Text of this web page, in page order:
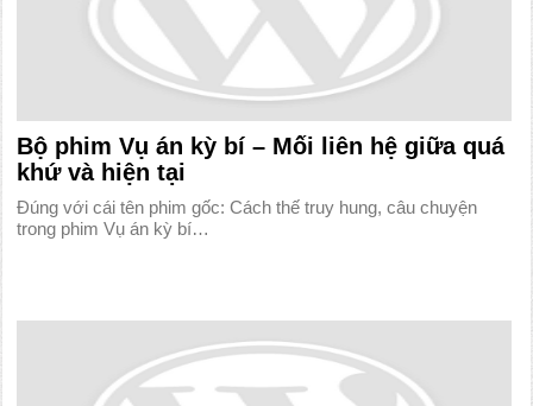
Bộ phim Vụ án kỳ bí – Mối liên hệ giữa quá
khứ và hiện tại
Đúng với cái tên phim gốc: Cách thế truy hung, câu chuyện
trong phim Vụ án kỳ bí…